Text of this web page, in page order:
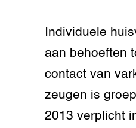
Individuele
aan behoeften
contact van
zeugen is
2013 verplicht